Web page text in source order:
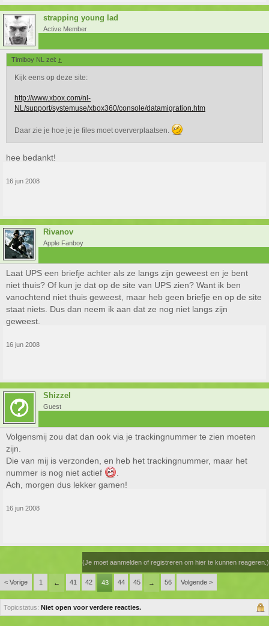
strapping young lad
Active Member
Timiboy NL zei: ↑
Kijk eens op deze site:
http://www.xbox.com/nl-
NL/support/systemuse/xbox360/console/datamigration.htm
Daar zie je hoe je je files moet oververplaatsen.
hee bedankt!
16 jun 2008
Rivanov
Apple Fanboy
Laat UPS een briefje achter als ze langs zijn geweest en je bent
niet thuis? Of kun je dat op de site van UPS zien? Want ik ben
vanochtend niet thuis geweest, maar heb geen briefje en op de site
staat niets. Dus dan neem ik aan dat ze nog niet langs zijn
geweest.
16 jun 2008
Shizzel
Guest
Volgensmij zou dat dan ook via je trackingnummer te zien moeten
zijn.
Die van mij is verzonden, en heb het trackingnummer, maar het
nummer is nog niet actief
Ach, morgen dus lekker gamen!
16 jun 2008
(Je moet aanmelden of registreren om hier te kunnen reageren.)
< Vorige 1 ← 41 42 43 44 45 → 56 Volgende >
Topicstatus: Niet open voor verdere reacties.